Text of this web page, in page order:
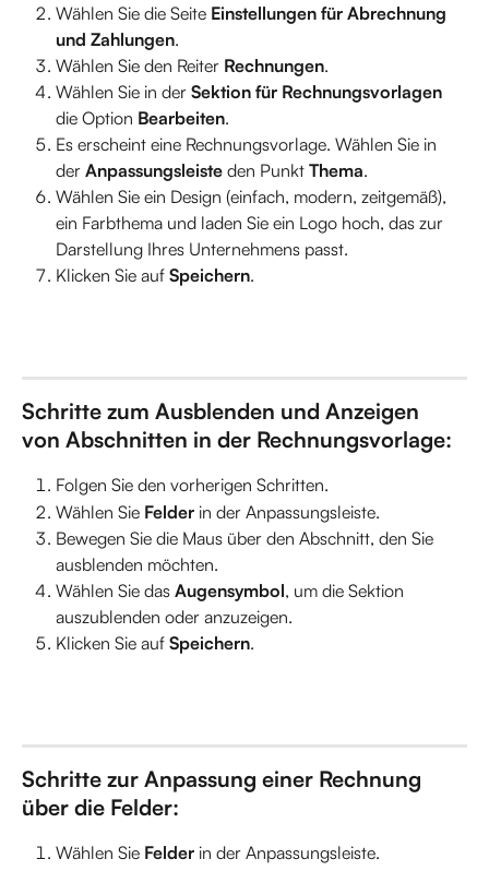
Wählen Sie die Seite Einstellungen für Abrechnung
und Zahlungen.
Wählen Sie den Reiter Rechnungen.
Wählen Sie in der Sektion für Rechnungsvorlagen
die Option Bearbeiten.
Es erscheint eine Rechnungsvorlage. Wählen Sie in
der Anpassungsleiste den Punkt Thema.
Wählen Sie ein Design (einfach, modern, zeitgemäß),
ein Farbthema und laden Sie ein Logo hoch, das zur
Darstellung Ihres Unternehmens passt.
Klicken Sie auf Speichern.
Schritte zum Ausblenden und Anzeigen
von Abschnitten in der Rechnungsvorlage:
Folgen Sie den vorherigen Schritten.
Wählen Sie Felder in der Anpassungsleiste.
Bewegen Sie die Maus über den Abschnitt, den Sie
ausblenden möchten.
Wählen Sie das Augensymbol, um die Sektion
auszublenden oder anzuzeigen.
Klicken Sie auf Speichern.
Schritte zur Anpassung einer Rechnung
über die Felder:
Wählen Sie Felder in der Anpassungsleiste.